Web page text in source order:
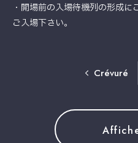
・開場前の入場待機列の形成
ご入場下さい。
Crévuré